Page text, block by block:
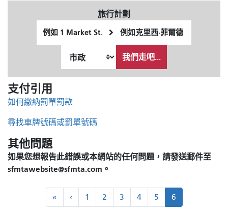
旅行計劃
起
始
終
點
的
我們走吧...
支付引用
如何繳納罰單罰款
尋找車牌號碼或罰單號碼
其他問題
如果您想報告此錯誤或本網站的任何問題，請發送郵件至
sfmtawebsite@sfmta.com。
«「
第
‹‹‹ 1 2 3 4 5 6